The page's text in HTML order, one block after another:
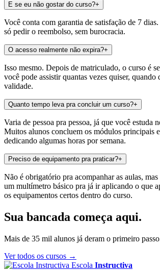
E se eu não gostar do curso?+
Você conta com garantia de satisfação de 7 dias.
só pedir o reembolso, sem burocracia.
O acesso realmente não expira?+
Isso mesmo. Depois de matriculado, o curso é
você pode assistir quantas vezes quiser, quando
validade.
Quanto tempo leva pra concluir um curso?+
Varia de pessoa pra pessoa, já que você estuda
Muitos alunos concluem os módulos principais
dedicando algumas horas por semana.
Preciso de equipamento pra praticar?+
Não é obrigatório pra acompanhar as aulas,
um multímetro básico pra já ir aplicando o que
os equipamentos certos dentro do curso.
Sua bancada começa aqui.
Mais de 35 mil alunos já deram o primeiro
Ver todos os cursos →
Escola Instructiva